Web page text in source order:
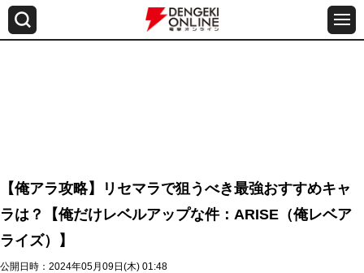
【俺アラ攻略】リセマラで狙うべき最強おすすめキャ
ラは？【俺だけレベルアップな件：ARISE（俺レベア
ライズ）】
公開日時：2024年05月09日(木) 01:48